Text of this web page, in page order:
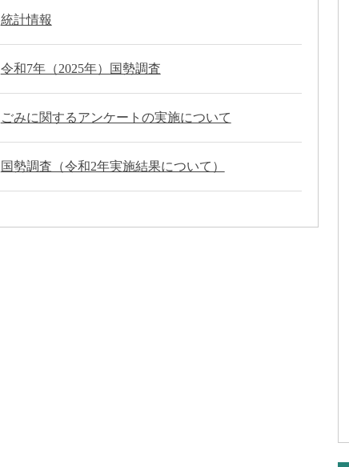
統計情報
令和7年（2025年）国勢調査
ごみに関するアンケートの実施について
国勢調査（令和2年実施結果について）